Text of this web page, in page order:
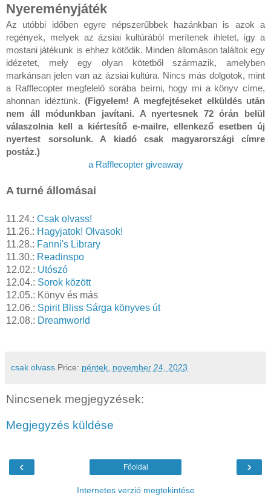
Nyereményjáték
Az utóbbi időben egyre népszerűbbek hazánkban is azok a
regények, melyek az ázsiai kultúrából merítenek ihletet, így a
mostani játékunk is ehhez kötődik. Minden állomáson találtok egy
idézetet, mely egy olyan kötetből származik, amelyben
markánsan jelen van az ázsiai kultúra. Nincs más dolgotok, mint
a Rafflecopter megfelelő sorába beírni, hogy mi a könyv címe,
ahonnan idéztünk. (Figyelem! A megfejtéseket elküldés után
nem áll módunkban javítani. A nyertesnek 72 órán belül
válaszolnia kell a kiértesítő e-mailre, ellenkező esetben új
nyertest sorsolunk. A kiadó csak magyarországi címre
postáz.)
a Rafflecopter giveaway
A turné állomásai
11.24.: Csak olvass!
11.26.: Hagyjatok! Olvasok!
11.28.: Fanni's Library
11.30.: Readinspo
12.02.: Utószó
12.04.: Sorok között
12.05.: Könyv és más
12.06.: Spirit Bliss Sárga könyves út
12.08.: Dreamworld
csak olvass Price: péntek, november 24, 2023
Nincsenek megjegyzések:
Megjegyzés küldése
‹ ›
Főoldal
Internetes verzió megtekintése